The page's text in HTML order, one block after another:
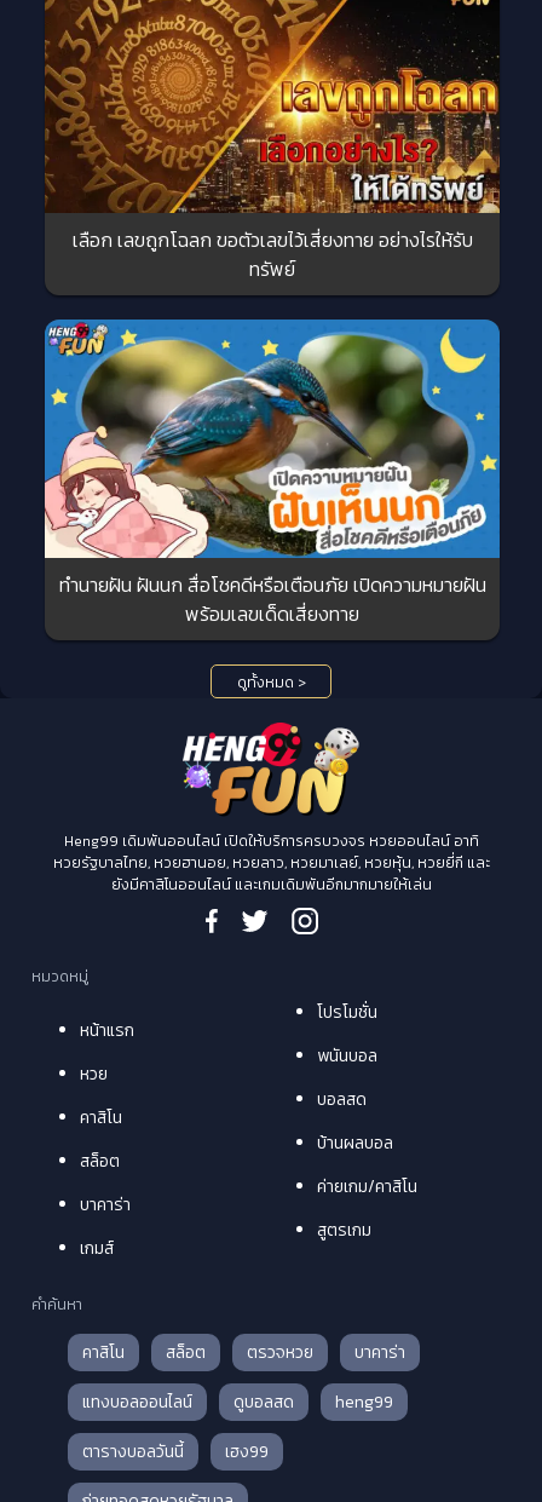
เลือก เลขถูกโฉลก ขอตัวเลขไว้เสี่ยงทาย อย่างไรให้รับ
ทรัพย์
ทำนายฝัน ฝันนก สื่อโชคดีหรือเตือนภัย เปิดความหมายฝัน
พร้อมเลขเด็ดเสี่ยงทาย
ดูทั้งหมด >
Heng99 เดิมพันออนไลน์ เปิดให้บริการครบวงจร หวยออนไลน์ อาทิ
หวยรัฐบาลไทย, หวยฮานอย, หวยลาว, หวยมาเลย์, หวยหุ้น, หวยยี่กี และ
ยังมีคาสิโนออนไลน์ และเกมเดิมพันอีกมากมายให้เล่น
หมวดหมู่
หน้าแรก
หวย
คาสิโน
สล็อต
บาคาร่า
เกมส์
โปรโมชั่น
พนันบอล
บอลสด
บ้านผลบอล
ค่ายเกม/คาสิโน
สูตรเกม
คำค้นหา
คาสิโน สล็อต ตรวจหวย
บาคาร่า
แทงบอลออนไลน์
ดูบอลสด
heng99
ตารางบอลวันนี้
เฮง99